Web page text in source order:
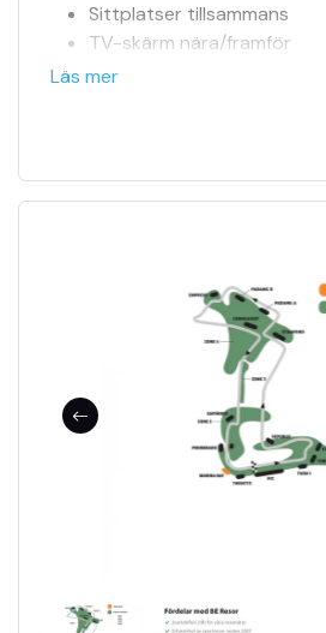
Sittplatser tillsammans
TV-skärm nära/framför
Officiell biljettagent
Träning, kval & tävling ingår
Läs mer